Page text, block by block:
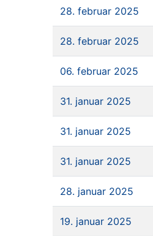
28. februar 2025
28. februar 2025
06. februar 2025
31. januar 2025
31. januar 2025
31. januar 2025
28. januar 2025
19. januar 2025